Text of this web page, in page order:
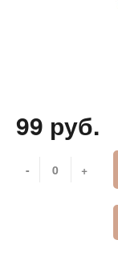
99 руб.
- +